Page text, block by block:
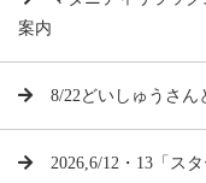
案内
8/22どいしゅうさん
2026,6/12・13「ス